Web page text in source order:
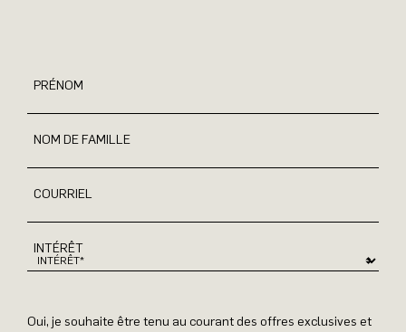
PRÉNOM
NOM DE FAMILLE
COURRIEL
INTÉRÊT
Oui, je souhaite être tenu au courant des offres exclusives et